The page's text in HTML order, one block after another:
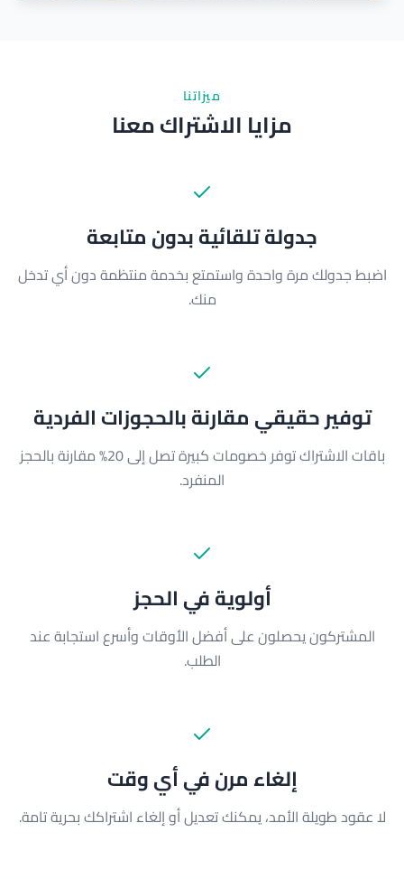
ميزاتنا
مزايا الاشتراك معنا
جدولة تلقائية بدون متابعة
اضبط جدولك مرة واحدة واستمتع بخدمة منتظمة دون أي تدخل
منك.
توفير حقيقي مقارنة بالحجوزات الفردية
باقات الاشتراك توفر خصومات كبيرة تصل إلى 20% مقارنة بالحجز
المنفرد.
أولوية في الحجز
المشتركون يحصلون على أفضل الأوقات وأسرع استجابة عند
الطلب.
إلغاء مرن في أي وقت
لا عقود طويلة الأمد، يمكنك تعديل أو إلغاء اشتراكك بحرية تامة.